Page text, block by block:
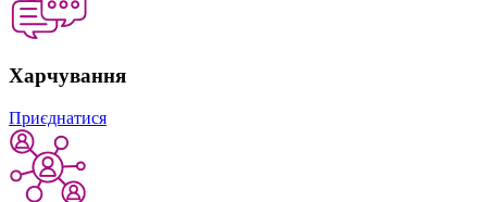
Харчування
Приєднатися